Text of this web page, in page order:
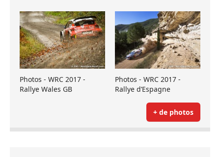
Photos - WRC 2017 -
Rallye Wales GB
Photos - WRC 2017 -
Rallye d’Espagne
+ de photos